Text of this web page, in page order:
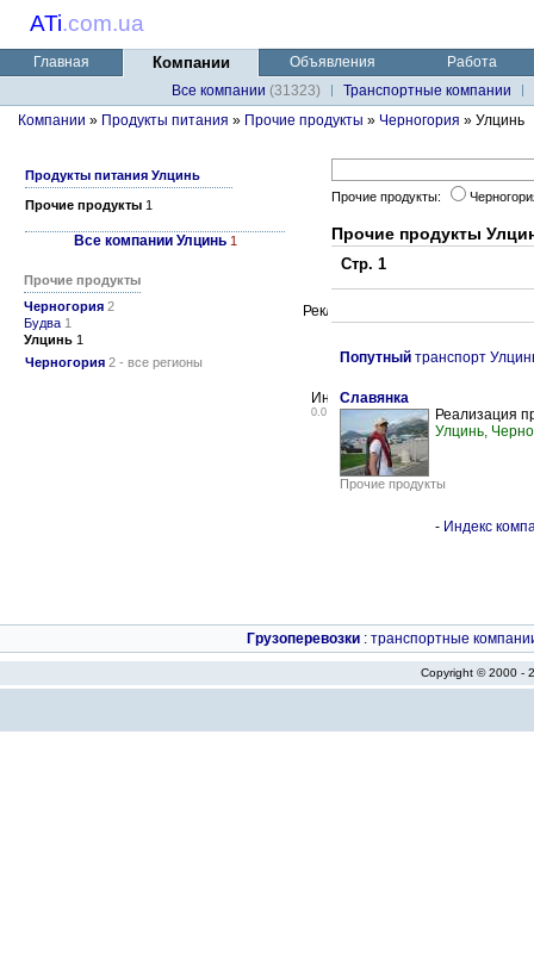
ATi.com.ua
Главная Компании Объявления
Работа
Все компании (31323)
Транспортные компании
Компании » Продукты питания » Прочие продукты » Черногория » Улцинь
Продукты питания Улцинь
Прочие продукты 1
Все компании Улцинь 1
Прочие продукты
Черногория 2
Будва 1
Улцинь 1
Черногория 2 - все регионы
Прочие продукты:
Прочие продукты
Стр. 1
Попутный транспорт
0.0
Славянка
Реализация
Улцинь,
Прочие продукты
- Индекс
Грузоперевозки : транспортные
Copyright © 2000 -